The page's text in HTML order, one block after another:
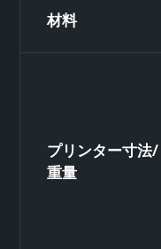
材料
プリンター寸法/
重量